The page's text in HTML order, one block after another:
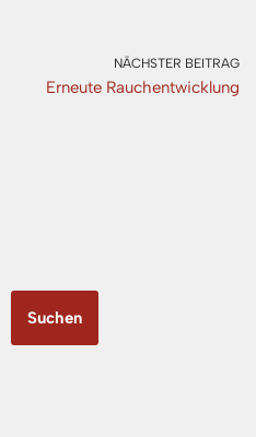
NÄCHSTER BEITRAG
Erneute Rauchentwicklung
Suchen